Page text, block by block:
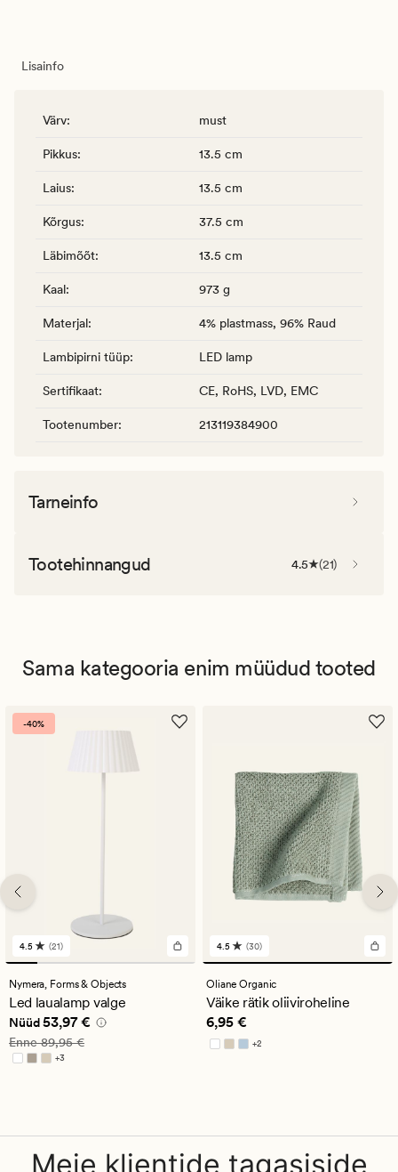
Lisainfo
Värv: must
Pikkus: 13.5 cm
Laius: 13.5 cm
Kõrgus: 37.5 cm
Läbimõõt: 13.5 cm
Kaal: 973 g
Materjal: 4% plastmass, 96% Raud
Lambipirni tüüp: LED lamp
Sertifikaat: CE, RoHS, LVD, EMC
Tootenumber: 213119384900
Tarneinfo
Tootehinnangud 4.5 (21)
Sama kategooria enim müüdud tooted
-40%
21
arvustust
keskmise
hinnanguga
4.5
4.5 (21)
Nymera, Forms & Objects
Led laualamp valge
Nåværende pris_ee
Nüüd53,97 €
Vanlig pris_ee
Enne89,95 €
+3
Saadaval rohkemates värvitoonides
30
arvustust
keskmise
hinnanguga
4.5
4.5 (30)
Oliane Organic
Väike rätik oliiviroheline
Pris_ee
6,95 €
+2
Saadaval rohkemates värvitoonides
Meie klientide tagasiside